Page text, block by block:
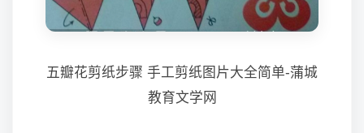
五瓣花剪纸步骤 手工剪纸图片大全简单-蒲城
教育文学网